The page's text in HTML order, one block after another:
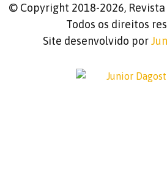
© Copyright 2018-2026,
Todos os direitos
Site desenvolvido por